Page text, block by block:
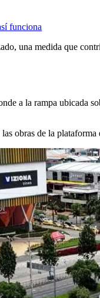
funciona
una medida que
a la rampa ubicada
obras de la